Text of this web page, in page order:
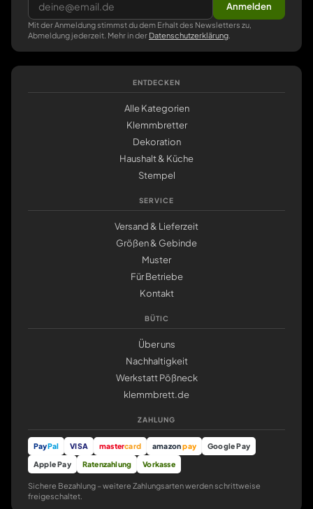
Anmelden
Mit der Anmeldung stimmst du dem Erhalt des Newsletters zu,
Abmeldung jederzeit. Mehr in der Datenschutzerklärung
ENTDECKEN
Alle Kategorien
Klemmbretter
Dekoration
Haushalt & Küche
Stempel
SERVICE
Versand & Lieferzeit
Größen & Gebinde
Muster
Für Betriebe
Kontakt
BÜTIC
Über uns
Nachhaltigkeit
Werkstatt Pößneck
klemmbrett.de
ZAHLUNG
PayPal VISA mastercard amazonpay
Google Pay
Apple Pay
Ratenzahlung Vorkasse
Sichere Bezahlung – weitere Zahlungsarten werden schrittweise
freigeschaltet.